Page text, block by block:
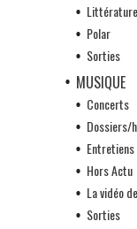
Polar
Sorties
MUSIQUE
Concerts
Dossiers/
Entretiens
Hors Actu
La vidéo
Sorties